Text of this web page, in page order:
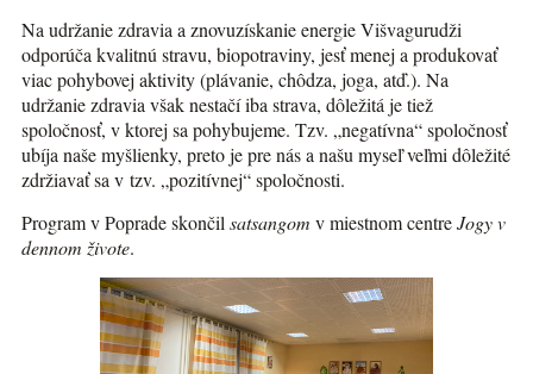
Na udržanie zdravia a znovuzískanie energie Višvagurudži
odporúča kvalitnú stravu, biopotraviny, jesť menej a produkovať
viac pohybovej aktivity (plávanie, chôdza, joga, atď.). Na
udržanie zdravia však nestačí iba strava, dôležitá je tiež
spoločnosť, v ktorej sa pohybujeme. Tzv. „negatívna“ spoločnosť
ubíja naše myšlienky, preto je pre nás a našu myseľ veľmi dôležité
zdržiavať sa v tzv. „pozitívnej“ spoločnosti.
Program v Poprade skončil satsangom v miestnom centreJogy v
dennom živote.